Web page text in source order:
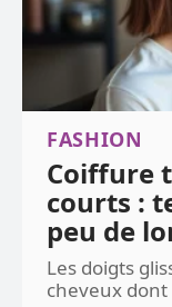
FASHION
Coiffure
courts :
peu de
Les doigts
cheveux